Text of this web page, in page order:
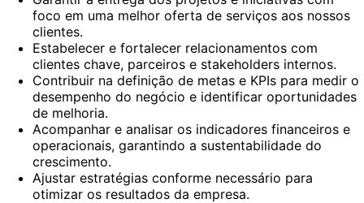
foco em uma melhor oferta de serviços aos nossos
clientes.
Estabelecer e fortalecer relacionamentos com
clientes chave, parceiros e stakeholders internos.
Contribuir na definição de metas e KPIs para medir o
desempenho do negócio e identificar oportunidades
de melhoria.
Acompanhar e analisar os indicadores financeiros e
operacionais, garantindo a sustentabilidade do
crescimento.
Ajustar estratégias conforme necessário para
otimizar os resultados da empresa.